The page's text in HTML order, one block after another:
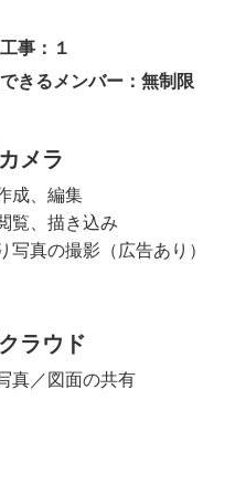
事：１
きるメンバー：無制限
メラ
成、編集
覧、描き込み
写真の撮影（広告あり）
ラウド
真／図面の共有